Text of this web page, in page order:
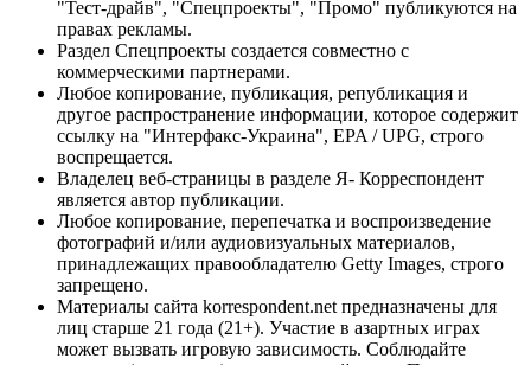
"Тест-драйв", "Спецпроекты", "Промо" публикуются на
правах рекламы.
Раздел Спецпроекты создается совместно с
коммерческими партнерами.
Любое копирование, публикация, републикация и
другое распространение информации, которое содержит
ссылку на "Интерфакс-Украина", EPA / UPG, строго
воспрещается.
Владелец веб-страницы в разделе Я- Корреспондент
является автор публикации.
Любое копирование, перепечатка и воспроизведение
фотографий и/или аудиовизуальных материалов,
принадлежащих правообладателю Getty Images, строго
запрещено.
Материалы сайта korrespondent.net предназначены для
лиц старше 21 года (21+). Участие в азартных играх
может вызвать игровую зависимость. Соблюдайте